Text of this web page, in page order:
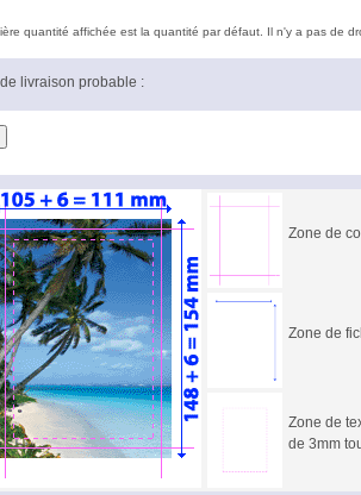
quantité affichée est la quantité par défaut. Il n'y a pas de
livraison probable :
Zone de
Zone de
Zone de
de 3mm